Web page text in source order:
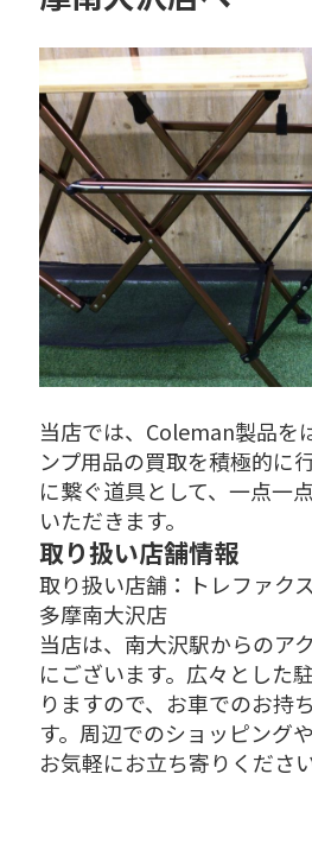
当店では、Coleman製品を
ンプ用品の買取を積極的に
に繋ぐ道具として、一点一
いただきます。
取り扱い店舗情報
取り扱い店舗：トレファク
多摩南大沢店
当店は、南大沢駅からのア
にございます。広々とした
りますので、お車でのお持
す。周辺でのショッピング
お気軽にお立ち寄りください